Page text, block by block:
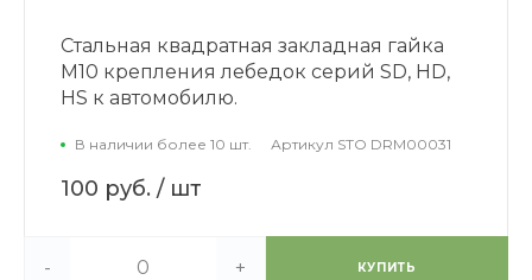
Стальная квадратная закладная гайка
М10 крепления лебедок серий SD, HD,
HS к автомобилю.
В наличии более 10 шт. Артикул STO DRM00031
100 руб. / шт
- + КУПИТЬ